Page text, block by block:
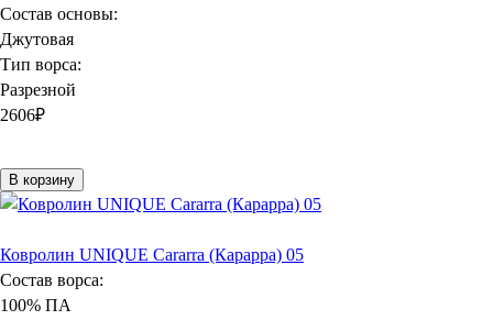
Состав основы:
Джутовая
Тип ворса:
Разрезной
2606₽
В корзину
Ковролин UNIQUE Cararra (Карарра) 05
Состав ворса:
100% ПА